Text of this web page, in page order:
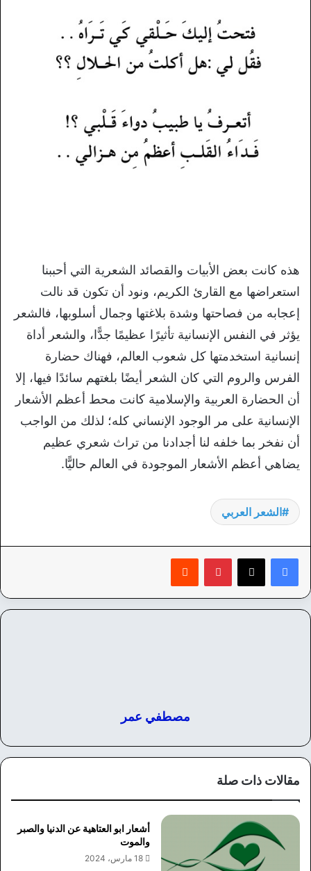
هذه كانت بعض الأبيات والقصائد الشعرية التي أحببنا
استعراضها مع القارئ الكريم، ونود أن تكون قد نالت
إعجابه من فصاحتها وشدة بلاغتها وجمال أسلوبها، فالشعر
يؤثر في النفس الإنسانية تأثيرًا عظيمًا جدًّا، والشعر أداة
إنسانية استخدمتها كل شعوب العالم، فهناك حضارة
الفرس والروم التي كان الشعر أيضًا بلغتهم سائدًا فيها، إلا
أن الحضارة العربية والإسلامية كانت محط أعظم الأشعار
الإنسانية على مر الوجود الإنساني كله؛ لذلك من الواجب
أن نفخر بما خلفه لنا أجدادنا من تراث شعري عظيم
يضاهي أعظم الأشعار الموجودة في العالم حاليًّا.
الشعر العربي
بينتيريست
مصطفي عمر
مقالات ذات صلة
أشعار ابو العتاهية عن الدنيا والصبر
والموت
18 مارس، 2024